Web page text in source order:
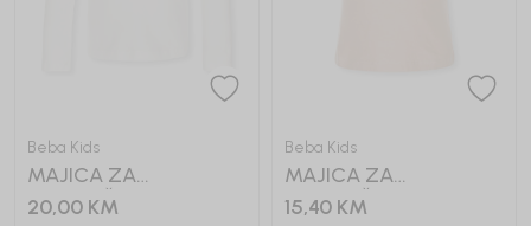
Beba Kids
MAJICA ZA
DJEVOJČICE BASIC
20,00 KM
Beba Kids
MAJICA ZA
DJEVOJČICE BASIC
15,40 KM